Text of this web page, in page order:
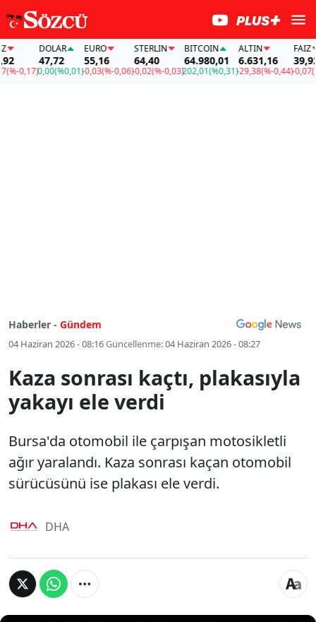
0,17)
DOLAR
47,72
0,00(%0,01)
EURO
55,16
-0,03(%-0,06)
STERLIN
64,40
-0,02(%-0,03)
BITCOIN
64.980,01
202,01(%0,31)
ALTIN
6.631,16
-29,38(%-0,44)
FAİZ
39,92
-0,07
Haberler - Gündem
04 Haziran 2026 - 08:16Güncellenme:04 Haziran 2026 - 08:27
Kaza sonrası kaçtı, plakasıyla
yakayı ele verdi
Bursa'da otomobil ile çarpışan motosikletli
ağır yaralandı. Kaza sonrası kaçan otomobil
sürücüsünü ise plakası ele verdi.
DHA